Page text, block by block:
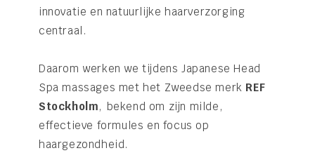
innovatie en natuurlijke haarverzorging
centraal.
Daarom werken we tijdens Japanese Head
Spa massages met het Zweedse merk REF
Stockholm, bekend om zijn milde,
effectieve formules en focus op
haargezondheid.